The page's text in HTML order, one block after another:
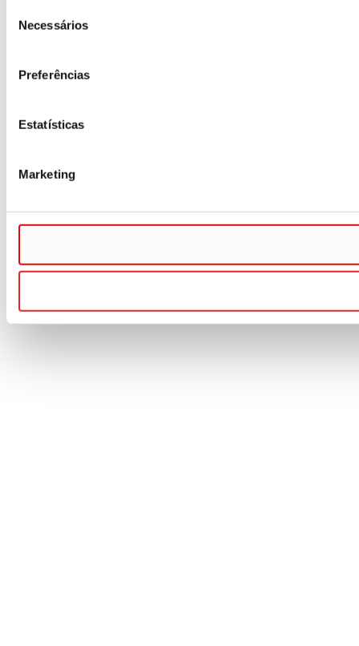
Necessários
Preferências
Estatísticas
Marketing